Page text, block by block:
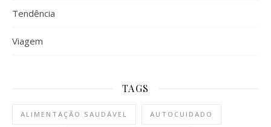
Tendência
Viagem
TAGS
ALIMENTAÇÃO SAUDÁVEL AUTOCUIDADO